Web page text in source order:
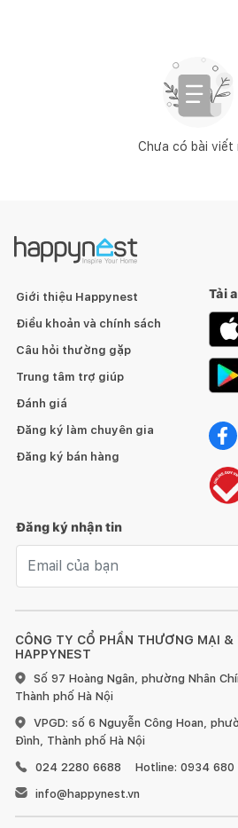
Chưa có bài viết
CÔNG TY CỔ PHẦN THƯƠNG MẠI &
HAPPYNEST
Số 97 Hoàng Ngân, phường Nhân
Thành phố Hà Nội
VPGD: số 6 Nguyễn Công Hoan,
Đình, Thành phố Hà Nội
024 2280 6688
Hotline: 0934 680
info@happynest.vn
Giới thiệu Happynest
Điều khoản và chính sách
Câu hỏi thường gặp
Trung tâm trợ giúp
Đánh giá
Đăng ký làm chuyên gia
Đăng ký bán hàng
Tải
Đăng ký nhận tin